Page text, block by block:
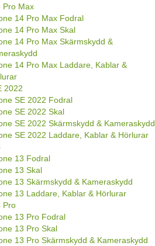
Pro Max
14 Pro Max Fodral
14 Pro Max Skal
14 Pro Max Skärmskydd &
14 Pro Max Laddare, Kablar &
2022
SE 2022 Fodral
SE 2022 Skal
SE 2022 Skärmskydd & Kameraskydd
SE 2022 Laddare, Kablar & Hörlurar
13 Fodral
13 Skal
13 Skärmskydd & Kameraskydd
13 Laddare, Kablar & Hörlurar
Pro
13 Pro Fodral
13 Pro Skal
13 Pro Skärmskydd & Kameraskydd